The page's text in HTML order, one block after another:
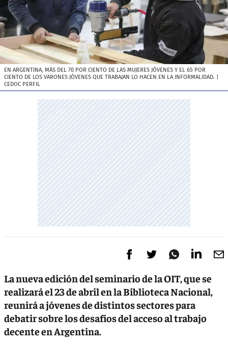
EN ARGENTINA, MÁS DEL 70 POR CIENTO DE LAS MUJERES JÓVENES Y EL 65 POR
CIENTO DE LOS VARONES JÓVENES QUE TRABAJAN LO HACEN EN LA INFORMALIDAD.
CEDOC PERFIL
La nueva edición del seminario de la OIT, que se
realizará el 23 de abril en la Biblioteca Nacional,
reunirá a jóvenes de distintos sectores para
debatir sobre los desafíos del acceso al trabajo
decente en Argentina.